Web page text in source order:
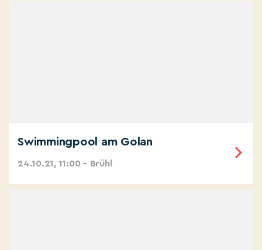
Swimmingpool am Golan
24.10.21, 11:00 – Brühl